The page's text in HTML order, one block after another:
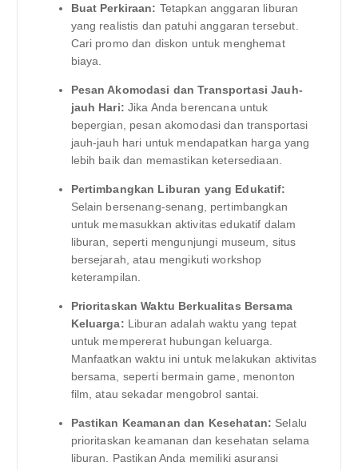
Buat Perkiraan: Tetapkan anggaran liburan
yang realistis dan patuhi anggaran tersebut.
Cari promo dan diskon untuk menghemat
biaya.
Pesan Akomodasi dan Transportasi Jauh-
jauh Hari: Jika Anda berencana untuk
bepergian, pesan akomodasi dan transportasi
jauh-jauh hari untuk mendapatkan harga yang
lebih baik dan memastikan ketersediaan.
Pertimbangkan Liburan yang Edukatif:
Selain bersenang-senang, pertimbangkan
untuk memasukkan aktivitas edukatif dalam
liburan, seperti mengunjungi museum, situs
bersejarah, atau mengikuti workshop
keterampilan.
Prioritaskan Waktu Berkualitas Bersama
Keluarga: Liburan adalah waktu yang tepat
untuk mempererat hubungan keluarga.
Manfaatkan waktu ini untuk melakukan aktivitas
bersama, seperti bermain game, menonton
film, atau sekadar mengobrol santai.
Pastikan Keamanan dan Kesehatan: Selalu
prioritaskan keamanan dan kesehatan selama
liburan. Pastikan Anda memiliki asuransi